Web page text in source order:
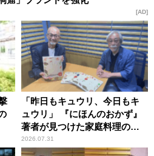
AD
「昨日もキュウリ、今日もキ
ュウリ」 『にほんのおかず』
著者が見つけた家庭料理の知
恵
2026.07.31